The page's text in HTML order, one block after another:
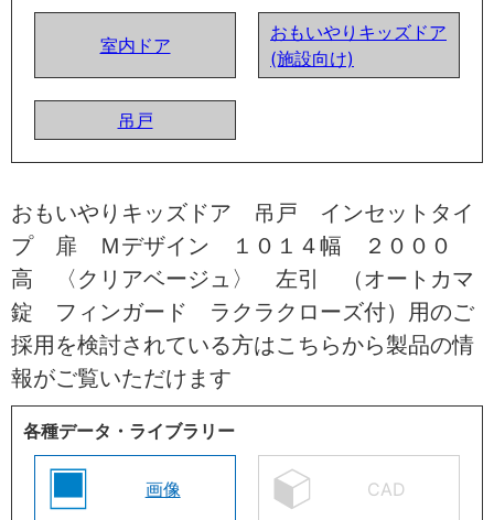
室内ドア
おもいやりキッズドア
(施設向け)
吊戸
おもいやりキッズドア 吊戸 インセットタイ
プ 扉 Ｍデザイン １０１４幅 ２０００
高 〈クリアベージュ〉 左引 （オートカマ
錠 フィンガード ラクラクローズ付）用のご
採用を検討されている方はこちらから製品の情
報がご覧いただけます
各種データ・ライブラリー
画像 CAD